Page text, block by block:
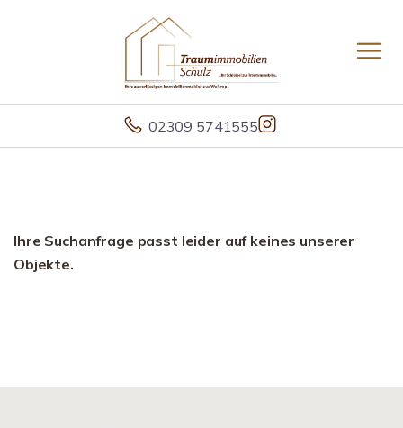
02309 5741555
Ihre Suchanfrage passt leider auf keines unserer
Objekte.